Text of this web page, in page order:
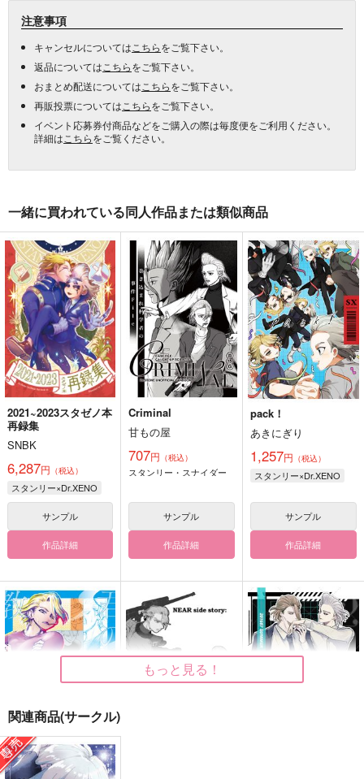
注意事項
キャンセルについては こちらをご覧下さい。
返品については こちらをご覧下さい。
おまとめ配送については こちらをご覧下さい。
再販投票については こちらをご覧下さい。
イベント応募券付商品などをご購入の際は毎度便をご利用ください。
詳細は こちらをご覧ください。
一緒に買われている同人作品または類似商品
2021~2023スタゼノ本
再録集
SNBK
6,287円 （税込）
スタンリー×Dr.XENO
サンプル
作品詳細
Criminal
甘もの屋
707円 （税込）
スタンリー・スナイダー
サンプル
作品詳細
pack！
あきにぎり
1,257円 （税込）
スタンリー×Dr.XENO
サンプル
作品詳細
君の○○を教えて
もっと見る！
関連商品(サークル)